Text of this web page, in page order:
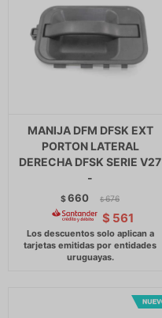
MANIJA DFM DFSK EXT
PORTON LATERAL
DERECHA DFSK SERIE V27
-
$660 $ 676
$ 561